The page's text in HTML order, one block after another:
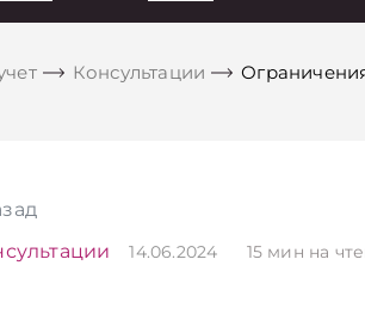
Консультации
14.06.2024 15 мин на